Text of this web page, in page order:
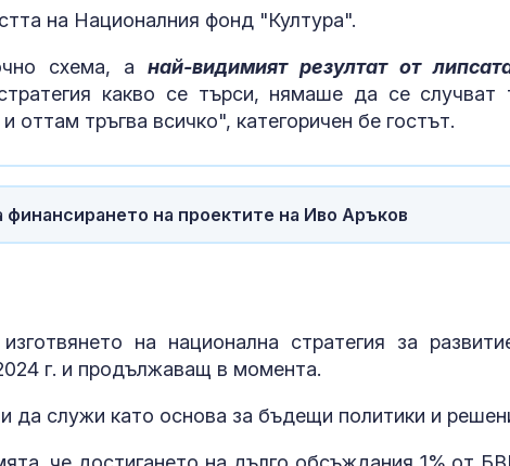
на Националния фонд "Култура".
схема, а най-видимият резултат от
какво се търси, нямаше да се случват
тръгва всичко", категоричен бе гостът.
на проектите на Иво Аръков
на национална стратегия за
г. и продължаващ в момента.
да служи като основа за бъдещи политики и